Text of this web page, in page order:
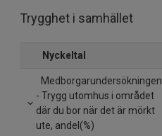
Trygghet i samhället
Nyckeltal
Medborgarundersökningen
- Trygg utomhus i området
där du bor när det är mörkt
ute, andel(%)